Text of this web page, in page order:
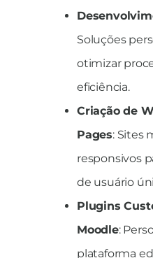
Soluções
otimizar
eficiência.
Criação de
Pages: Sites
responsivos
de usuário
Plugins
Moodle:
plataforma